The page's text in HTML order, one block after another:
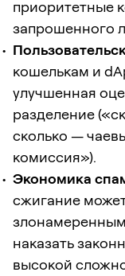
приоритетные
запрошенного
кошелькам и
улучшенная
разделение
сколько —
комиссия»).
Экономика
сжигание
наказать
высокой